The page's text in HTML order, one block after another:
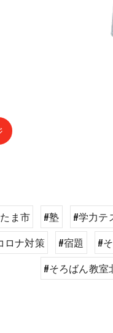
ま市 #塾 #学力テ
ロナ対策
#宿題 #
#そろばん教室